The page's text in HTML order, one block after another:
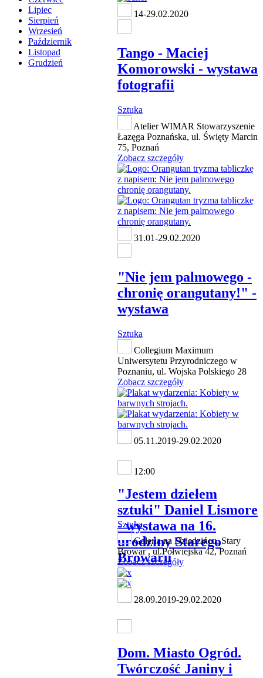
Lipiec
Sierpień
Wrzesień
Październik
Listopad
Grudzień
14-29.02.2020
Tango - Maciej
Komorowski - wystawa
fotografii
Sztuka
Atelier WIMAR Stowarzyszenie
Łazęga Poznańska, ul. Święty Marcin
75, Poznań
Zobacz szczegóły
31.01-29.02.2020
"Nie jem palmowego -
chronię orangutany!" -
wystawa
Sztuka
Collegium Maximum
Uniwersytetu Przyrodniczego w
Poznaniu, ul. Wojska Polskiego 28
Zobacz szczegóły
05.11.2019-29.02.2020
12:00
"Jestem dziełem
sztuki" Daniel Lismore
- wystawa na 16.
urodziny Starego
Browaru
Sztuka
Galeria na Dziedzińcu, Stary
Browar , ul.Półwiejska 42, Poznań
Zobacz szczegóły
28.09.2019-29.02.2020
Dom. Miasto Ogród.
Twórczość Janiny i